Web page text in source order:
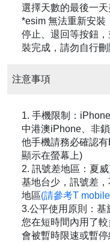
選擇天數的最後一
*esim 無法重新安裝
停止、退回等按鈕
裝完成，請勿自行刪
注意事項
1. 手機限制：
中港澳iPhone、非
他手機請務必確認
顯示在螢幕上)
2. 訊號差地區：夏
基地台少，訊號差
地區(請參考T
3.公平使用原則：
您在短時間內用了
會被暫時限速或暫